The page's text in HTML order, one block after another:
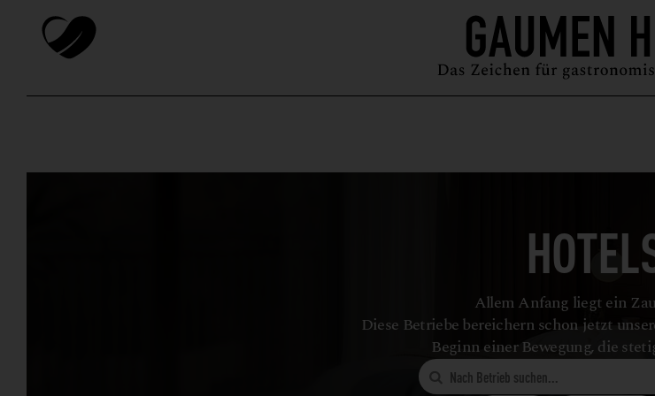
MAGAZIN GUIDE PODCAST
Allem Anfang liegt ein
Diese Betriebe bereichern schon jetzt
Beginn einer Bewegung, die
